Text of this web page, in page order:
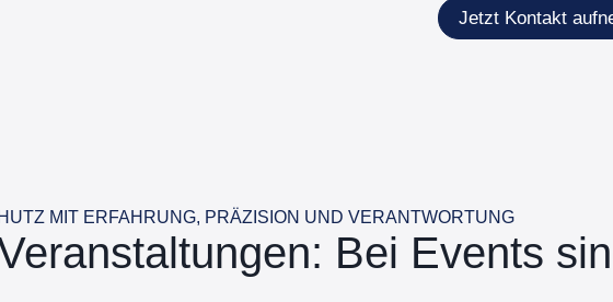
Jetzt Kontakt
MIT ERFAHRUNG, PRÄZISION UND VERANTWORTUNG
Bei Events